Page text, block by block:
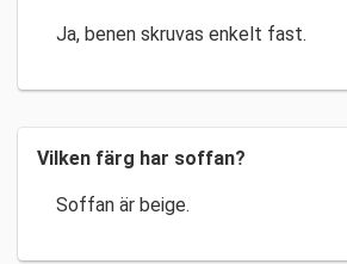
Ja, benen skruvas enkelt fast.
Vilken färg har soffan?
Soffan är beige.